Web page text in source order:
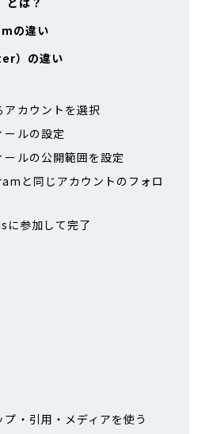
の違い
）の違い
カウントを選択
ルの設定
ルの公開範囲を設定
と同じアカウントのフォロ
参加して完了
・引用・メディアを使う